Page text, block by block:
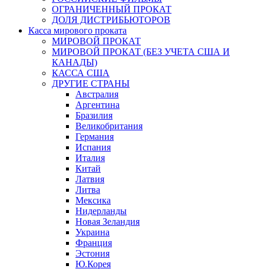
ОГРАНИЧЕННЫЙ ПРОКАТ
ДОЛЯ ДИСТРИБЬЮТОРОВ
Касса мирового проката
МИРОВОЙ ПРОКАТ
МИРОВОЙ ПРОКАТ (БЕЗ УЧЕТА США И
КАНАДЫ)
КАССА США
ДРУГИЕ СТРАНЫ
Австралия
Аргентина
Бразилия
Великобритания
Германия
Испания
Италия
Китай
Латвия
Литва
Мексика
Нидерланды
Новая Зеландия
Украина
Франция
Эстония
Ю.Корея